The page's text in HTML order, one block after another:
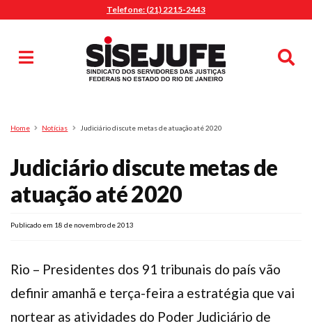
Telefone: (21) 2215-2443
Pesquisa
Home Notícias Judiciário discute metas de atuação até 2020
Judiciário discute metas de
atuação até 2020
Publicado em 18 de novembro de 2013
Rio – Presidentes dos 91 tribunais do país vão
definir amanhã e terça-feira a estratégia que vai
nortear as atividades do Poder Judiciário de
MENU
Sindicalize-se
Diretoria
O Sindicato
Agenda
Casa do Alto
Nossos Convênios
Gympass Wellhub